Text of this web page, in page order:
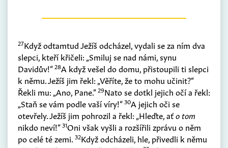
27Když odtamtud Ježíš odcházel, vydali se za ním dva
slepci, kteří křičeli: „Smiluj se nad námi, synu
Davidův!“28A když vešel do domu, přistoupili ti slepci
k němu. Ježíš jim řekl: „Věříte, že to mohu učinit?“
Řekli mu: „Ano, Pane.“29Nato se dotkl jejich očí a řekl:
„Staň se vám podle vaší víry!“30A jejich oči se
otevřely. Ježíš jim pohrozil a řekl: „Hleďte, aťo tom
nikdo neví!“31Oni však vyšli a rozšířili zprávu o něm
po celé té zemi. 32Když odcházeli, hle, přivedli k němu